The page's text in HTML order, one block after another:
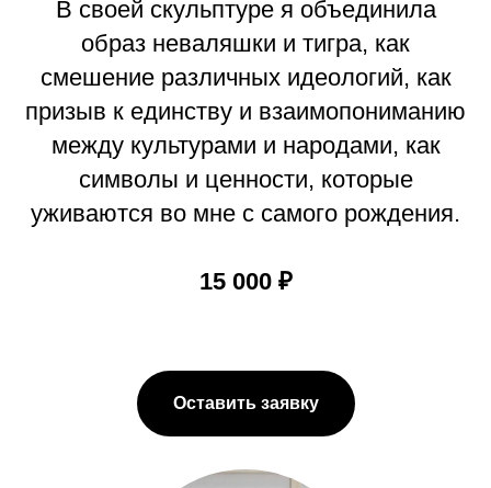
В своей скульптуре я объединила
образ неваляшки и тигра, как
смешение различных идеологий, как
призыв к единству и взаимопониманию
между культурами и народами, как
символы и ценности, которые
уживаются во мне с самого рождения.
15 000 ₽
Оставить заявку